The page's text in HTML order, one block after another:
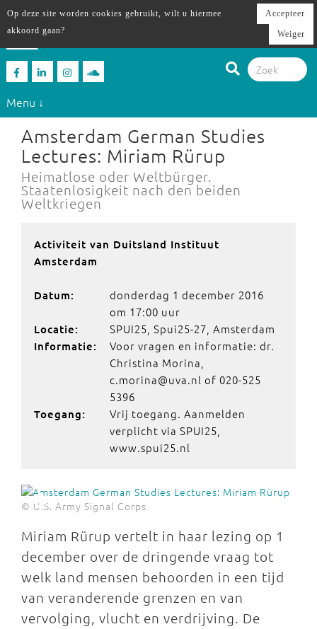
Menu ↓
Amsterdam German Studies
Lectures: Miriam Rürup
Heimatlose oder Weltbürger.
Staatenlosigkeit nach den beiden
Weltkriegen
Activiteit van Duitsland Instituut
Amsterdam
Datum:
donderdag 1 december 2016
om 17:00 uur
Locatie: SPUI25, Spui25-27, Amsterdam
Informatie:
Voor vragen en informatie: dr.
Christina Morina,
c.morina@uva.nl of 020-525
5396
Toegang:
Vrij toegang. Aanmelden
verplicht via SPUI25,
www.spui25.nl
© U.S. Army Signal Corps
Miriam Rürup vertelt in haar lezing op 1
december over de dringende vraag tot
welk land mensen behoorden in een tijd
van veranderende grenzen en van
vervolging, vlucht en verdrijving. De
Op deze site worden cookies gebruikt, wilt u hiermee
akkoord gaan?
Accepteer
Weiger